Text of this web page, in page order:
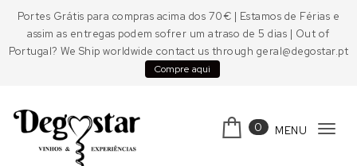
Portes Grátis para compras acima dos 70€ | Estamos de Férias e
assim as entregas podem sofrer um atraso de 5 dias | Out of
Portugal? We Ship worldwide contact us through geral@degostar.pt
Compre aqui
0 MENU